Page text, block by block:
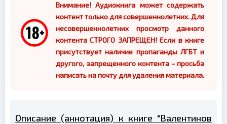
Внимание! Аудиокнига может содержать
контент только для совершеннолетних. Для
несовершеннолетних просмотр данного
контента СТРОГО ЗАПРЕЩЕН! Если в книге
присутствует наличие пропаганды ЛГБТ и
другого, запрещенного контента - просьба
написать на почту для удаления материала.
Описание (аннотация) к книге "Валентинов